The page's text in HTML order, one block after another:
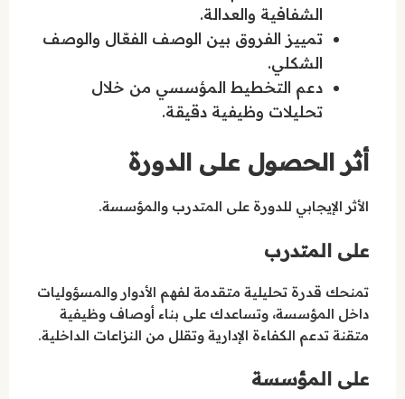
الشفافية والعدالة.
تمييز الفروق بين الوصف الفعّال والوصف
الشكلي.
دعم التخطيط المؤسسي من خلال
تحليلات وظيفية دقيقة.
أثر الحصول على الدورة
الأثر الإيجابي للدورة على المتدرب والمؤسسة.
على المتدرب
تمنحك قدرة تحليلية متقدمة لفهم الأدوار والمسؤوليات
داخل المؤسسة، وتساعدك على بناء أوصاف وظيفية
متقنة تدعم الكفاءة الإدارية وتقلل من النزاعات الداخلية.
على المؤسسة